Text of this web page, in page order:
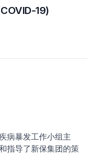
19)
病暴发工作小组主
指导了新保集团的策